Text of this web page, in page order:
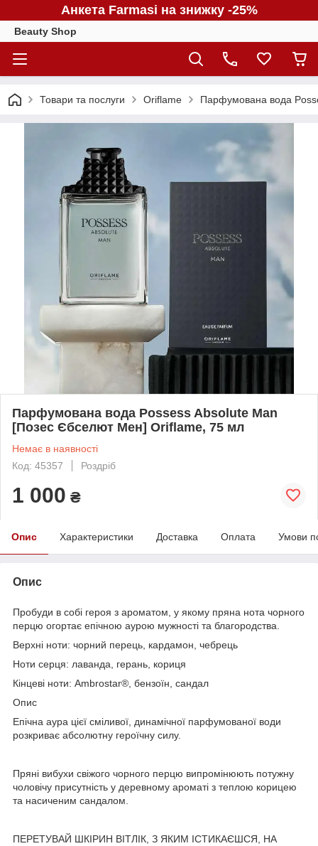
Анкета Farmasi на знижку -25%
Beauty Shop
Товари та послуги Oriflame Парфумована вода
Парфумована вода Possess Absolute Man
[Позес Єбселют Мен] Oriflame, 75 мл
Немає в наявності
Код: 45357
Роздріб
1 000 ₴
Опис Характеристики Доставка Оплата Умови
Опис
Пробуди в собі героя з ароматом, у якому пряна нота чорного
перцю огортає епічною аурою мужності та благородства.
Верхні ноти: чорний перець, кардамон, чебрець
Ноти серця: лаванда, герань, кориця
Кінцеві ноти: Ambrostar®, бензоїн, сандал
Опис
Епічна аура цієї сміливої, динамічної парфумованої води
розкриває абсолютну героїчну силу.
Пряні вибухи свіжого чорного перцю випромінюють потужну
чоловічу присутність у деревному ароматі з теплою корицею
та насиченим сандалом.
ПЕРЕТУВАЙ ШКІРИН ВІТЛІК, З ЯКИМ ІСТИКАЄШСЯ, НА